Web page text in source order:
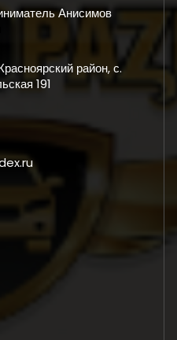
Анисимов
район, с.
191